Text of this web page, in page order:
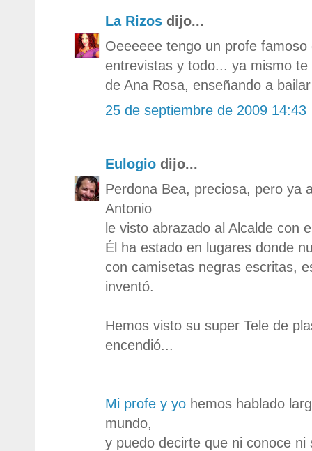
La Rizos dijo...
Oeeeeee tengo un profe famoso
entrevistas y todo... ya mismo
de Ana Rosa, enseñando a
25 de septiembre de 2009 14:43
Eulogio dijo...
Perdona Bea, preciosa, pero ya
Antonio
le visto abrazado al Alcalde con
Él ha estado en lugares donde
con camisetas negras escritas,
inventó.
Hemos visto su super Tele de
encendió...
Mi profe y yo hemos hablado
mundo,
y puedo decirte que ni conoce ni